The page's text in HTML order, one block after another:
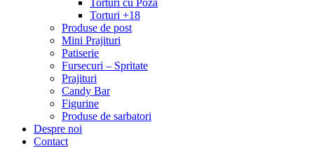
Torturi cu Poza
Torturi +18
Produse de post
Mini Prajituri
Patiserie
Fursecuri – Spritate
Prajituri
Candy Bar
Figurine
Produse de sarbatori
Despre noi
Contact